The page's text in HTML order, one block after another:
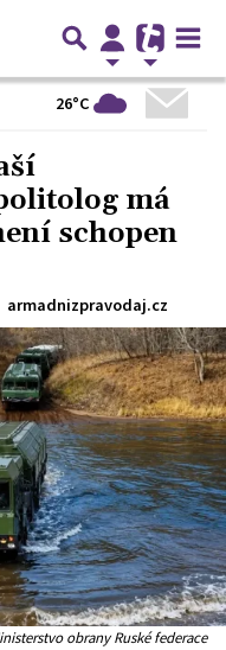
26°C
má
schopen
armadnizpravodaj.cz
obrany Ruské federace